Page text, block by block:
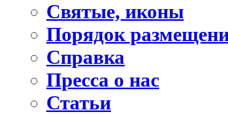
Святые, иконы
Порядок
Справка
Пресса о нас
Статьи